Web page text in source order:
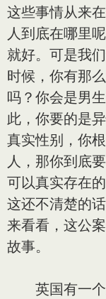
这些事情从来
人到底在哪里
就好。可是我
时候，你有那
吗？你会是男
此，你要的是
真实性别，你
人，那你到底
可以真实存在
这还不清楚的
来看看，这公
故事。
英国有一个